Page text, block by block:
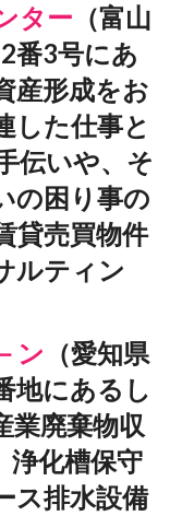
ター （富山
番3号にあ
産形成をお
た仕事と
伝いや、そ
の困り事の
貸売買物件
ルティン
ン （愛知県
地にあるし
業廃棄物収
浄化槽保守
ス排水設備